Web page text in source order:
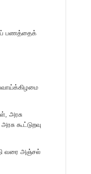
பணத்தைக்
அரசு
கூட்டுறவு
வரை அஞ்சல்